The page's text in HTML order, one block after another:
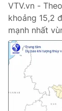
VTV.vn -
khoảng 15,2
mạnh nhất